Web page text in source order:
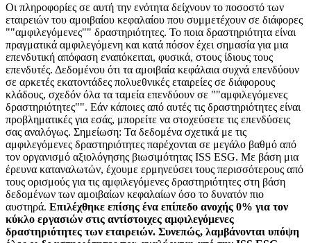
Οι πληροφορίες σε αυτή την ενότητα δείχνουν το ποσοστό των
εταιρειών του αμοιβαίου κεφαλαίου που συμμετέχουν σε διάφορες
""αμφιλεγόμενες"" δραστηριότητες. Το ποια δραστηριότητα είναι
πραγματικά αμφιλεγόμενη και κατά πόσον έχει σημασία για μια
επενδυτική απόφαση εναπόκειται, φυσικά, στους ίδιους τους
επενδυτές. Δεδομένου ότι τα αμοιβαία κεφάλαια συχνά επενδύουν
σε αρκετές εκατοντάδες πολυεθνικές εταιρείες σε διάφορους
κλάδους, σχεδόν όλα τα ταμεία επενδύουν σε ""αμφιλεγόμενες
δραστηριότητες"". Εάν κάποιες από αυτές τις δραστηριότητες είναι
προβληματικές για εσάς, μπορείτε να στοχεύσετε τις επενδύσεις
σας αναλόγως. Σημείωση: Τα δεδομένα σχετικά με τις
αμφιλεγόμενες δραστηριότητες παρέχονται σε μεγάλο βαθμό από
τον οργανισμό αξιολόγησης βιωσιμότητας ISS ESG. Με βάση μια
έρευνα καταναλωτών, έχουμε ερμηνεύσει τους περισσότερους από
τους ορισμούς για τις αμφιλεγόμενες δραστηριότητες στη βάση
δεδομένων των αμοιβαίων κεφαλαίων όσο το δυνατόν πιο
αυστηρά. Επιλέχθηκε επίσης ένα επίπεδο ανοχής 0% για τον
κύκλο εργασιών στις αντίστοιχες αμφιλεγόμενες
δραστηριότητες των εταιρειών. Συνεπώς, λαμβάνονται υπόψη